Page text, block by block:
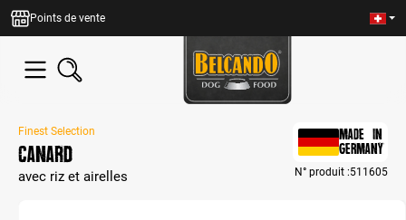
principal
Points de vente
Finest Selection
Canard
avec riz et airelles
MADE IN
GERMANY
N° produit :511605